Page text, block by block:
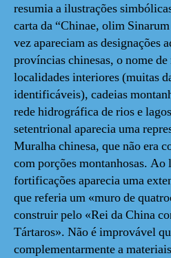
resumia a ilustrações
carta da “Chinae, olim
vez apareciam as designações
províncias chinesas, o nome de
localidades interiores (muitas
identificáveis), cadeias
rede hidrográfica de rios e
setentrional aparecia uma
Muralha chinesa, que não era
com porções montanhosas. Ao
fortificações aparecia uma
que referia um «muro de
construir pelo «Rei da China
Tártaros». Não é improvável
complementarmente a